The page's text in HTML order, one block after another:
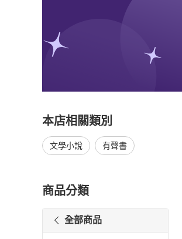
本店相關類別
文學小說 有聲書
商品分類
全部商品